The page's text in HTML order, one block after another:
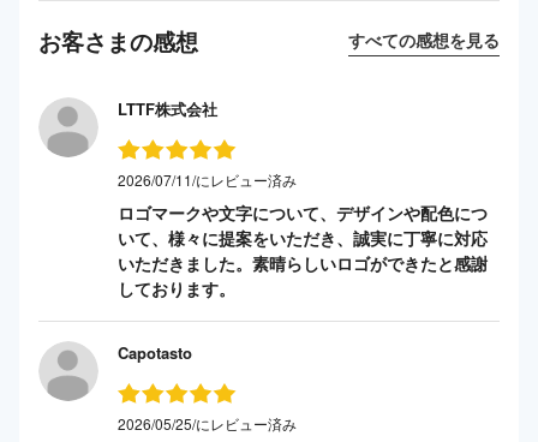
お客さまの感想 すべての感想を見る
LTTF株式会社
2026/07/11/にレビュー済み
ロゴマークや文字について、デザインや配色につ
いて、様々に提案をいただき、誠実に丁寧に対応
いただきました。素晴らしいロゴができたと感謝
しております。
Capotasto
2026/05/25/にレビュー済み